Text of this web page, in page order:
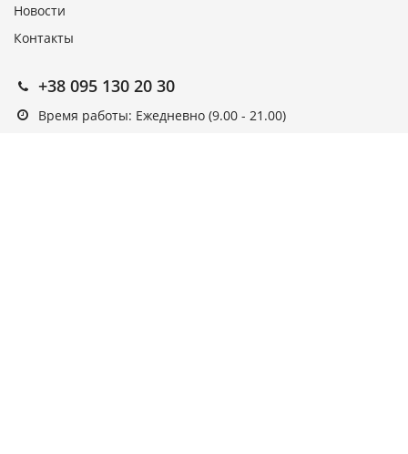
Новости
Контакты
+38 095 130 20 30
Время работы: Ежедневно (9.00 - 21.00)